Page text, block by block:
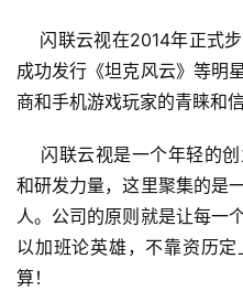
茶
原
创
游
戏
业
界
成功发行《坦克风云》等明
商和手机游戏玩家的青睐和信
和研发力量，这里聚集的是
人。公司的原则就是让每一
以加班论英雄，不靠资历
算！